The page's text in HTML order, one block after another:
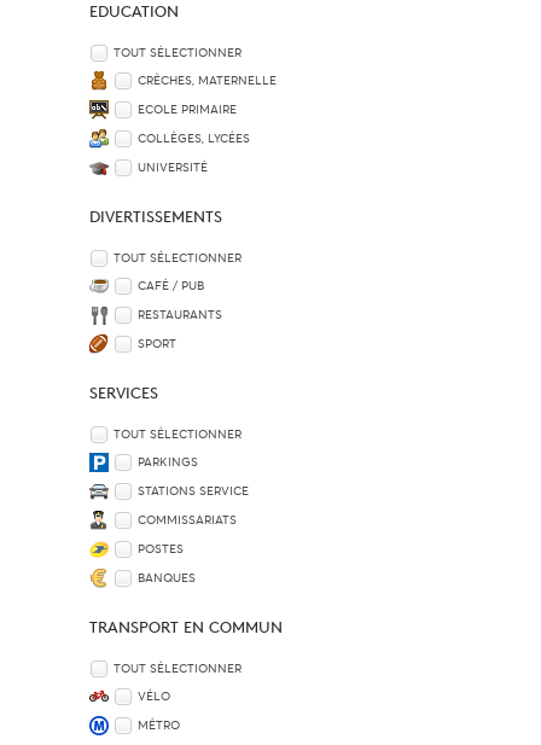
EDUCATION
TOUT SÉLECTIONNER
CRÈCHES, MATERNELLE
ECOLE PRIMAIRE
COLLÈGES, LYCÉES
UNIVERSITÉ
DIVERTISSEMENTS
TOUT SÉLECTIONNER
CAFÉ / PUB
RESTAURANTS
SPORT
SERVICES
TOUT SÉLECTIONNER
PARKINGS
STATIONS SERVICE
COMMISSARIATS
POSTES
BANQUES
TRANSPORT EN COMMUN
TOUT SÉLECTIONNER
VÉLO
MÉTRO